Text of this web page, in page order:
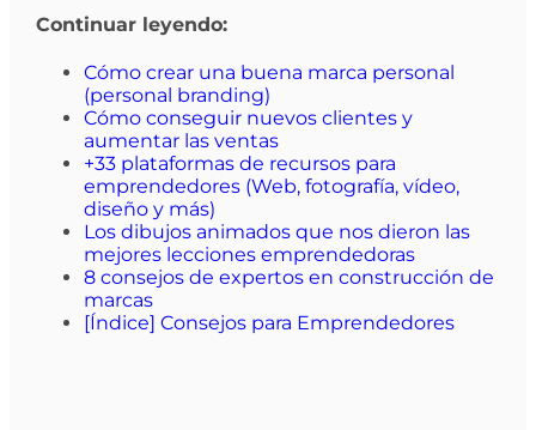
Continuar leyendo:
Cómo crear una buena marca personal
(personal branding)
Cómo conseguir nuevos clientes y
aumentar las ventas
+33 plataformas de recursos para
emprendedores (Web, fotografía, vídeo,
diseño y más)
Los dibujos animados que nos dieron las
mejores lecciones emprendedoras
8 consejos de expertos en construcción de
marcas
[Índice] Consejos para Emprendedores